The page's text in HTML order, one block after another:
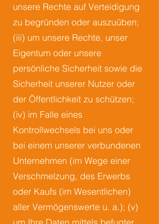
unsere Rechte auf Verteidigung
zu begründen oder auszuüben;
(iii) um unsere Rechte, unser
Eigentum oder unsere
persönliche Sicherheit sowie die
Sicherheit unserer Nutzer oder
der Öffentlichkeit zu schützen;
(iv) im Falle eines
Kontrollwechsels bei uns oder
bei einem unserer verbundenen
Unternehmen (im Wege einer
Verschmelzung, des Erwerbs
oder Kaufs (im Wesentlichen)
aller Vermögenswerte u. a.); (v)